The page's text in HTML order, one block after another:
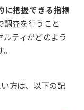
に把握できる指標
調査を行うこと
ティがどのよう
方は、以下の記